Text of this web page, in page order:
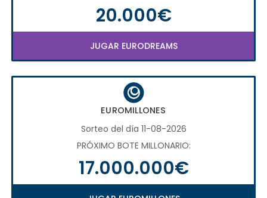
20.000€
JUGAR EURODREAMS
EUROMILLONES
Sorteo del día 11-08-2026
PRÓXIMO BOTE MILLONARIO:
17.000.000€